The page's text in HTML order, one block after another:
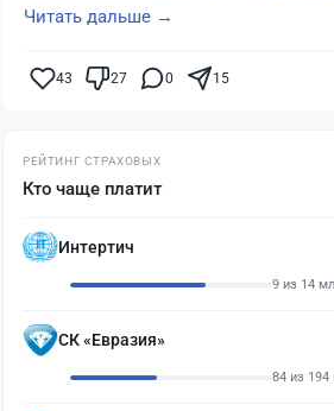
Читать дальше →
43 27 0 15
РЕЙТИНГ СТРАХОВЫХ
Кто чаще платит
Интертич
9 из 14
СК «Евразия»
84 из